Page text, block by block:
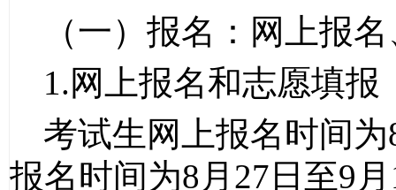
（一）报名：网上报
1.网上报名和志愿填报
考试生网上报名时间为
报名时间为8 月 27 日至9 月